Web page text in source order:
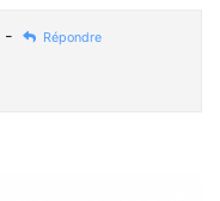
- Répondre